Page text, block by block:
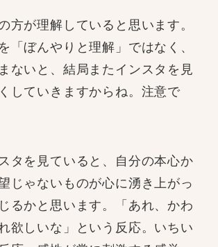
方が理解していると思います。
「ぼんやりと理解」ではなく、
ないと、結局またインスタを見
していきますからね。注意で
タを見ていると、自分の本心か
じゃないものが心に湧き上がっ
るかと思います。「あれ、かわ
欲しいな」という反応。いちい